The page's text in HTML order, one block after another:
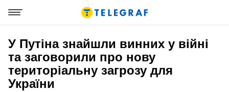
У Путіна знайшли винних у війні
та заговорили про нову
територіальну загрозу для
України